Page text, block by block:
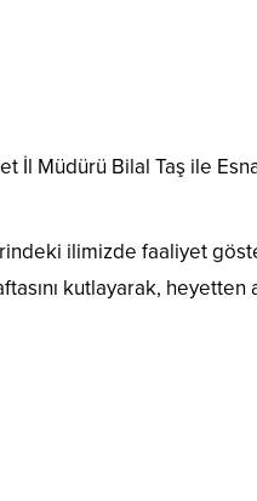
İl Müdürü Bilal Taş ile
ilimizde faaliyet
kutlayarak, heyetten